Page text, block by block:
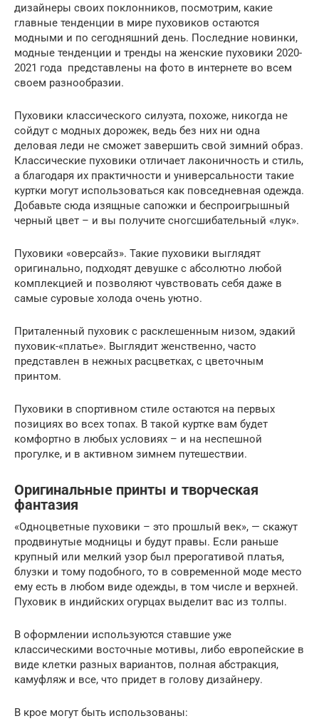
дизайнеры своих поклонников, посмотрим, какие
главные тенденции в мире пуховиков остаются
модными и по сегодняшний день. Последние новинки,
модные тенденции и тренды на женские пуховики 2020-
2021 года представлены на фото в интернете во всем
своем разнообразии.
Пуховики классического силуэта, похоже, никогда не
сойдут с модных дорожек, ведь без них ни одна
деловая леди не сможет завершить свой зимний образ.
Классические пуховики отличает лаконичность и стиль,
а благодаря их практичности и универсальности такие
куртки могут использоваться как повседневная одежда.
Добавьте сюда изящные сапожки и беспроигрышный
черный цвет – и вы получите сногсшибательный «лук».
Пуховики «оверсайз». Такие пуховики выглядят
оригинально, подходят девушке с абсолютно любой
комплекцией и позволяют чувствовать себя даже в
самые суровые холода очень уютно.
Приталенный пуховик с расклешенным низом, эдакий
пуховик-«платье». Выглядит женственно, часто
представлен в нежных расцветках, с цветочным
принтом.
Пуховики в спортивном стиле остаются на первых
позициях во всех топах. В такой куртке вам будет
комфортно в любых условиях – и на неспешной
прогулке, и в активном зимнем путешествии.
Оригинальные принты и творческая
фантазия
«Одноцветные пуховики – это прошлый век», — скажут
продвинутые модницы и будут правы. Если раньше
крупный или мелкий узор был прерогативой платья,
блузки и тому подобного, то в современной моде место
ему есть в любом виде одежды, в том числе и верхней.
Пуховик в индийских огурцах выделит вас из толпы.
В оформлении используются ставшие уже
классическими восточные мотивы, либо европейские в
виде клетки разных вариантов, полная абстракция,
камуфляж и все, что придет в голову дизайнеру.
В крое могут быть использованы: